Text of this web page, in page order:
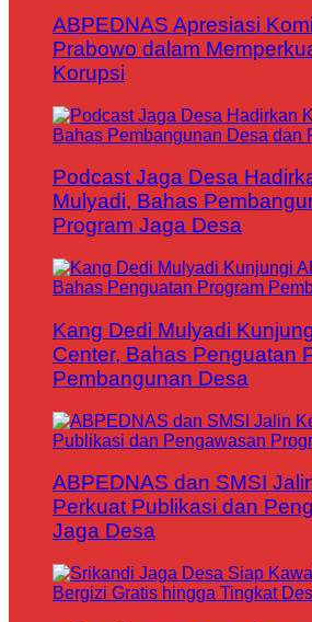
ABPEDNAS Apresiasi
Prabowo dalam
Korupsi
Podcast Jaga Desa
Mulyadi, Bahas
Program Jaga Desa
Kang Dedi Mulyadi
Center, Bahas Penguatan
Pembangunan Desa
ABPEDNAS dan SMSI
Perkuat Publikasi dan
Jaga Desa